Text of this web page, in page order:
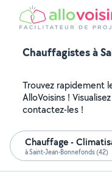
Chauffagistes à
Trouvez rapidement
AlloVoisins !
contactez-les !
Chauffage -
à Saint-Jean-Bonnefonds (42)